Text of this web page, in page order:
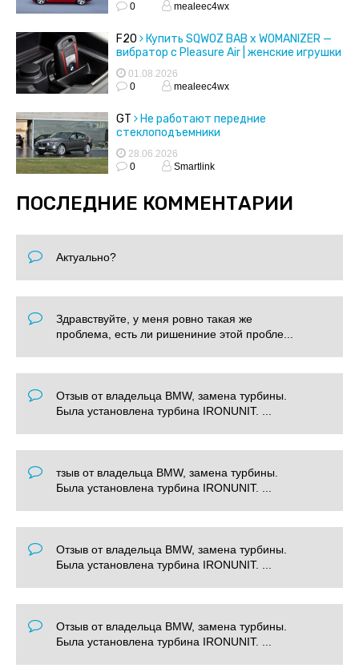
0
mealeec4wx
F20
Купить SQWOZ BAB x WOMANIZER —
вибратор с Pleasure Air | женские игрушки
01.08.2026
0
mealeec4wx
GT
Не работают передние
стеклоподъемники
28.06.2026
0
Smartlink
ПОСЛЕДНИЕ КОММЕНТАРИИ
Актуально?
Здравствуйте, у меня ровно такая же
проблема, есть ли ришениние этой пробле...
Отзыв от владельца BMW, замена турбины.
Была установлена турбина IRONUNIT. ...
тзыв от владельца BMW, замена турбины.
Была установлена турбина IRONUNIT. ...
Отзыв от владельца BMW, замена турбины.
Была установлена турбина IRONUNIT. ...
Отзыв от владельца BMW, замена турбины.
Была установлена турбина IRONUNIT. ...